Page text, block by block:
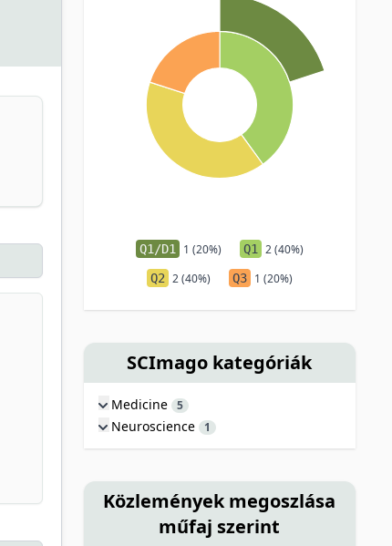
Q1/D1 1 (20%) Q1 2 (40%)
Q2 2 (40%) Q3 1 (20%)
SCImago kategóriák
Medicine 5
Neuroscience 1
Közlemények megoszlása
műfaj szerint